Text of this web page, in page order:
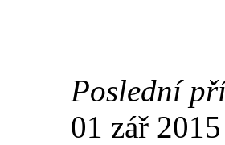
Poslední
01 zář